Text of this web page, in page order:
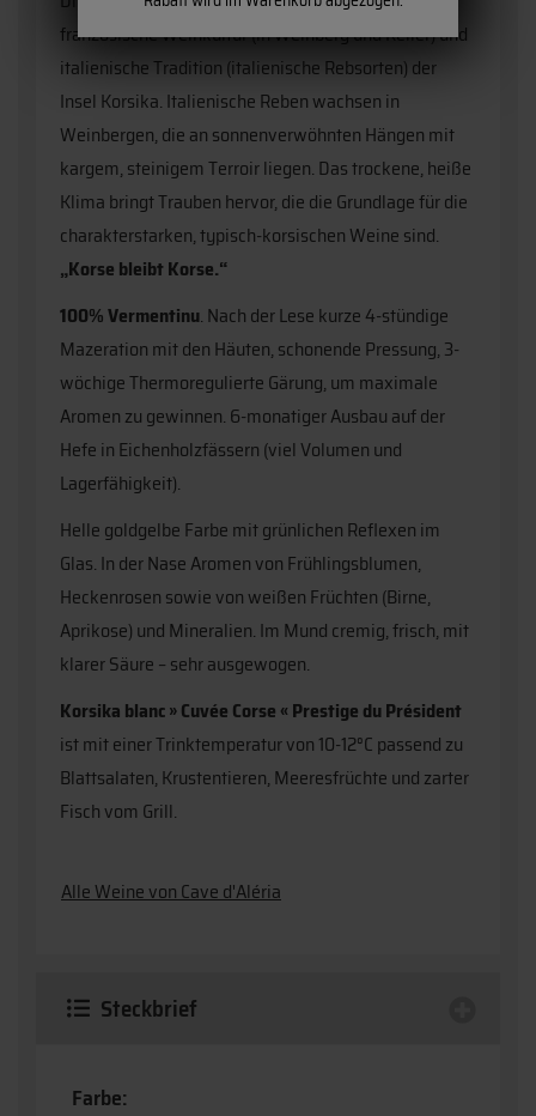
französische Weinkultur (in Weinberg und Keller) und
italienische Tradition (italienische Rebsorten) der
Insel Korsika. Italienische Reben wachsen in
Weinbergen, die an sonnenverwöhnten Hängen mit
kargem, steinigem Terroir liegen. Das trockene, heiße
Klima bringt Trauben hervor, die die Grundlage für die
charakterstarken, typisch-korsischen Weine sind.
„Korse bleibt Korse.“
100% Vermentinu. Nach der Lese kurze 4-stündige
Mazeration mit den Häuten, schonende Pressung, 3-
wöchige Thermoregulierte Gärung, um maximale
Aromen zu gewinnen. 6-monatiger Ausbau auf der
Hefe in Eichenholzfässern (viel Volumen und
Lagerfähigkeit).
Helle goldgelbe Farbe mit grünlichen Reflexen im
Glas. In der Nase Aromen von Frühlingsblumen,
Heckenrosen sowie von weißen Früchten (Birne,
Aprikose) und Mineralien. Im Mund cremig, frisch, mit
klarer Säure – sehr ausgewogen.
Korsika blanc » Cuvée Corse « Prestige du Président
ist mit einer Trinktemperatur von 10-12°C passend zu
Blattsalaten, Krustentieren, Meeresfrüchte und zarter
Fisch vom Grill.
Alle Weine von Cave d'Aléria
Steckbrief
Farbe: